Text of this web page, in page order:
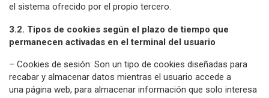
el sistema ofrecido por el propio tercero.
3.2. Tipos de cookies según el plazo de tiempo que
permanecen activadas en el terminal del usuario
– Cookies de sesión: Son un tipo de cookies diseñadas para
recabar y almacenar datos mientras el usuario accede a
una página web, para almacenar información que solo interesa